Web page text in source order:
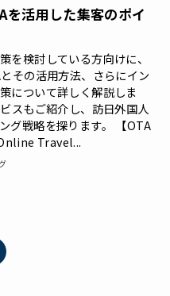
を活用した集客のポイ
を検討している方向けに、
その活用方法、さらにイン
について詳しく解説しま
スもご紹介し、訪日外国人
グ戦略を探ります。 【OTA
Travel...